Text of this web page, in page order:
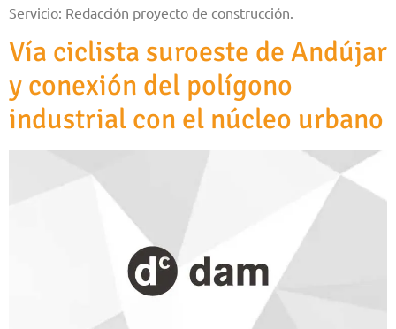
Servicio: Redacción proyecto de construcción.
Vía ciclista suroeste de Andújar
y conexión del polígono
industrial con el núcleo urbano